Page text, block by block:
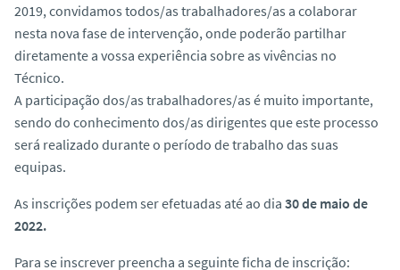
2019, convidamos todos/as trabalhadores/as a colaborar
nesta nova fase de intervenção, onde poderão partilhar
diretamente a vossa experiência sobre as vivências no
Técnico.
A participação dos/as trabalhadores/as é muito importante,
sendo do conhecimento dos/as dirigentes que este processo
será realizado durante o período de trabalho das suas
equipas.
As inscrições podem ser efetuadas até ao dia 30 de maio de
2022.
Para se inscrever preencha a seguinte ficha de inscrição: